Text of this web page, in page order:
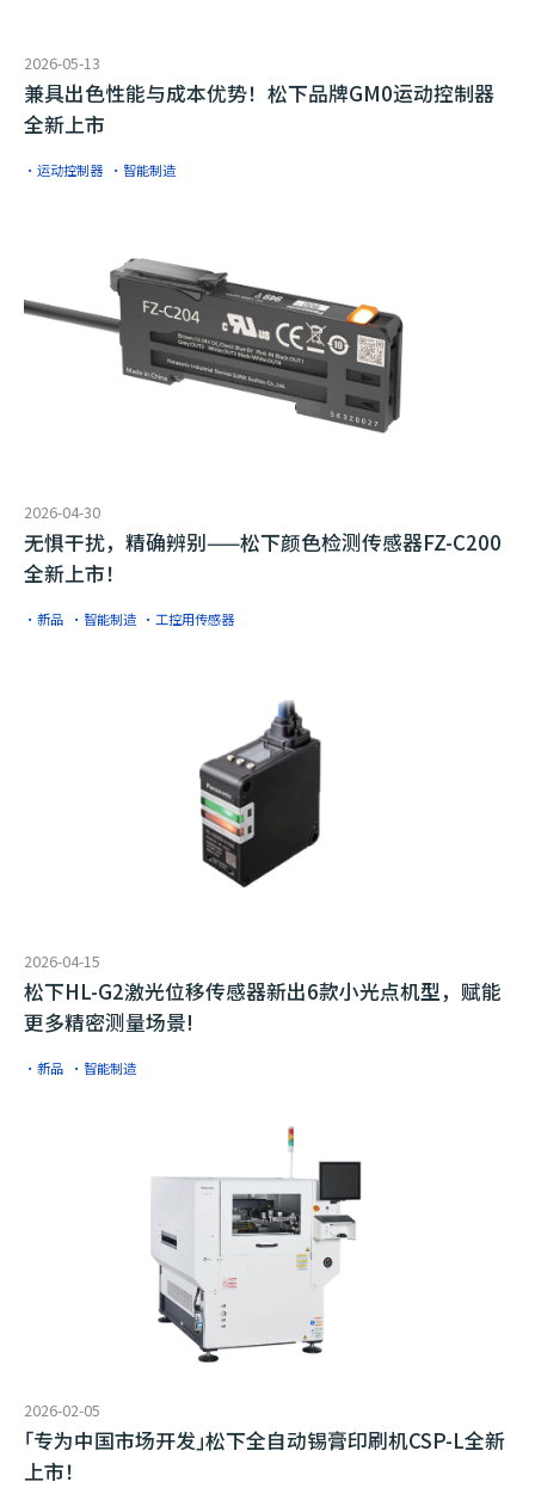
2026-05-13
兼具出色性能与成本优势！松下品牌GM0运动控制器
全新上市
·运动控制器 ·智能制造
2026-04-30
无惧干扰，精确辨别——松下颜色检测传感器FZ-C200
全新上市！
·新品 ·智能制造 ·工控用传感器
2026-04-15
松下HL-G2激光位移传感器新出6款小光点机型，赋能
更多精密测量场景!
·新品 ·智能制造
2026-02-05
｢专为中国市场开发｣松下全自动锡膏印刷机CSP-L全新
上市！